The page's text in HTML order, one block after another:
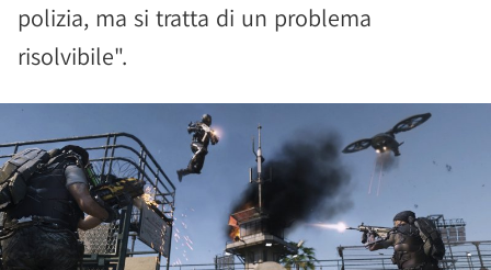
polizia, ma si tratta di un problema
risolvibile".